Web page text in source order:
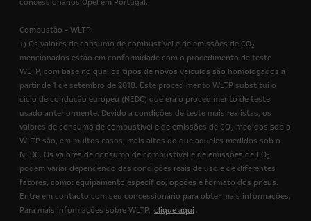
concessionários Opel em Portugal.
Combustão - WLTP
+) Os valores de consumo de combustível e de emissões de CO2
mencionados estão em conformidade com o procedimento de teste
WLTP, com base no qual os tipos de novos veículos são homologados a
partir de 1 de setembro de 2018. Este procedimento WLTP substitui o
ciclo de condução europeu (NEDC) que era o procedimento de teste
usado anteriormente. Devido a condições de teste mais realistas, os
valores de consumo de combustível e de emissões de CO2 medidos sob o
WLTP são, em muitos casos, mais altos do que aqueles medidos sob o
NEDC. Os valores de consumo de combustível e de emissões de CO2
podem variar dependendo das condições reais de uso e de diferentes
fatores, como: equipamento específico, opções e formato dos pneus.
Entre em contacto com seu concessionário para obter mais informações.
Para mais informações sobre WLTP, clique aqui .